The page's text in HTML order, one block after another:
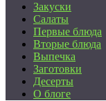
Закуски
Салаты
Первые блюда
Вторые блюда
Выпечка
Заготовки
Десерты
О блоге